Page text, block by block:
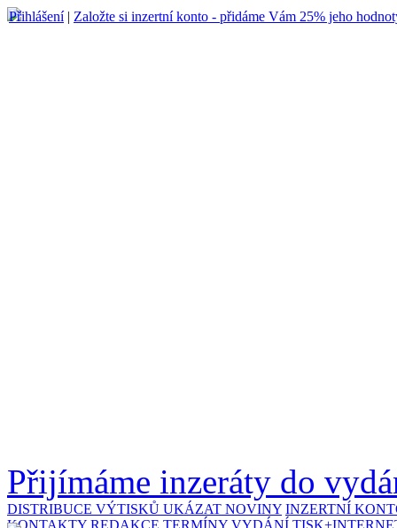
Přihlášení| Založte si inzertní konto - přidáme Vám 25% jeho
Přijímáme inzeráty do
DISTRIBUCE VÝTISKŮ UKÁZAT NOVINY INZERTNÍ
KONTAKTY REDAKCE TERMÍNY VYDÁNÍ